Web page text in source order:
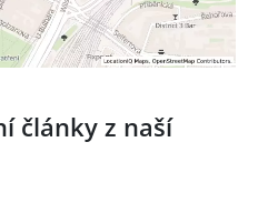
články z naší